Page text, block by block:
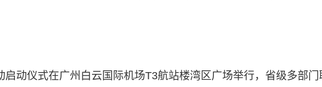
启动仪式在广州白云国际机场T3航站楼湾区广场举行，省级多部门